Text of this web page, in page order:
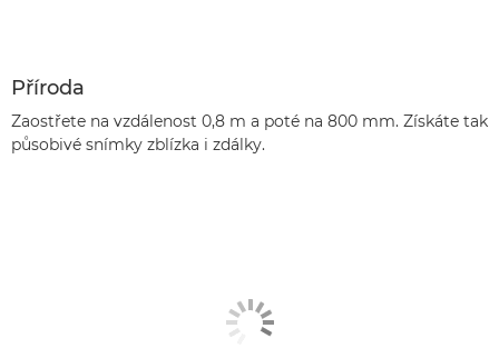
Příroda
Zaostřete na vzdálenost 0,8 m a poté na 800 mm. Získáte tak
působivé snímky zblízka i zdálky.